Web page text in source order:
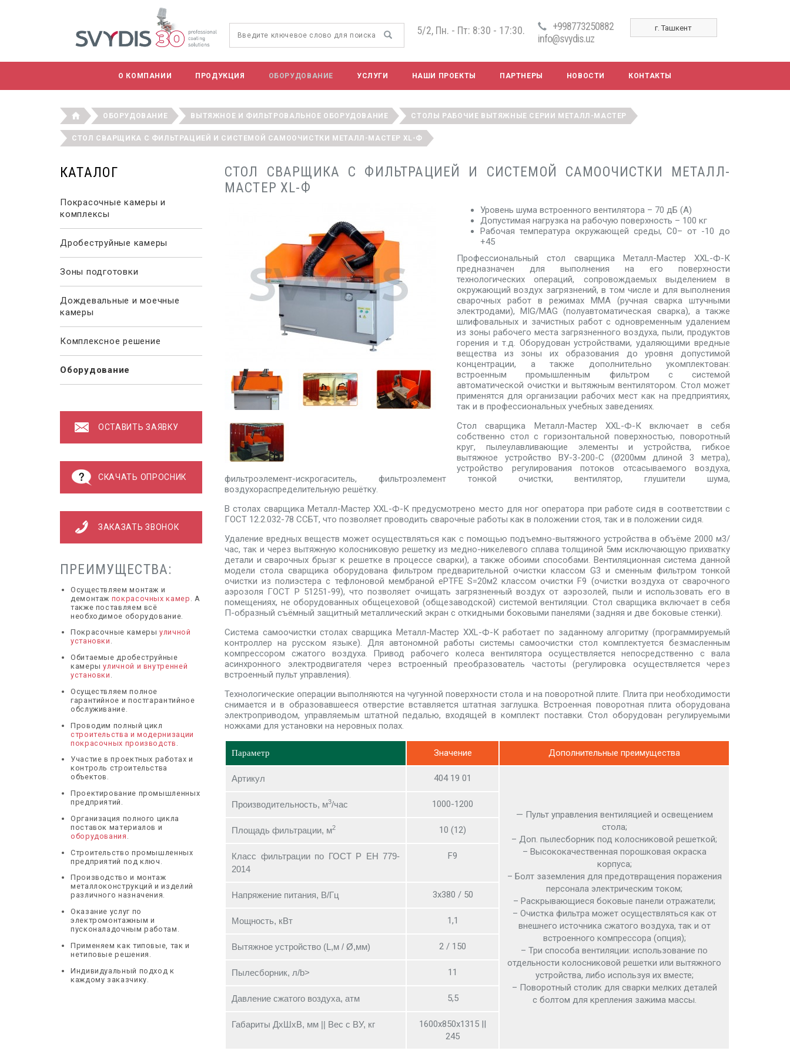
5/2, Пн. - Пт: 8:30 - 17:30.
+998773250882
info@svydis.uz
г. Ташкент
О КОМПАНИИ ПРОДУКЦИЯ ОБОРУДОВАНИЕ УСЛУГИ НАШИ ПРОЕКТЫ ПАРТНЕРЫ НОВОСТИ КОНТАКТЫ
ОБОРУДОВАНИЕ ВЫТЯЖНОЕ И ФИЛЬТРОВАЛЬНОЕ ОБОРУДОВАНИЕ СТОЛЫ РАБОЧИЕ ВЫТЯЖНЫЕ СЕРИИ МЕТАЛЛ-МАСТЕР
СТОЛ СВАРЩИКА С ФИЛЬТРАЦИЕЙ И СИСТЕМОЙ САМООЧИСТКИ МЕТАЛЛ-МАСТЕР XL-Ф
КАТАЛОГ
Покрасочные камеры и
комплексы
Дробеструйные камеры
Зоны подготовки
Дождевальные и моечные
камеры
Комплексное решение
Оборудование
ОСТАВИТЬ ЗАЯВКУ
СКАЧАТЬ ОПРОСНИК
ЗАКАЗАТЬ ЗВОНОК
ПРЕИМУЩЕСТВА:
Осуществляем монтаж и
демонтаж покрасочных камер
. А
также поставляем всё
необходимое оборудование.
Покрасочные камерыуличной
установки .
Обитаемые дробеструйные
камерыуличной и внутренней
установки .
Осуществляем полное
гарантийное и постгарантийное
обслуживание.
Проводим полный цикл
строительства и модернизации
покрасочных производств
Участие в проектных работах и
контроль строительства
объектов.
Проектирование промышленных
предприятий.
Организация полного цикла
поставок материалов и
оборудования
Строительство промышленных
предприятий под ключ.
Производство и монтаж
металлоконструкций и изделий
различного назначения.
Оказание услуг по
электромонтажным и
пусконаладочным работам.
Применяем как типовые, так и
нетиповые решения.
Индивидуальный подход к
каждому заказчику.
СТОЛ СВАРЩИКА С ФИЛЬТРАЦИЕЙ И СИСТЕМОЙ САМООЧИСТКИ МЕТАЛЛ-
МАСТЕР XL-Ф
Уровень шума встроенного вентилятора – 70 дБ (А)
Допустимая нагрузка на рабочую поверхность – 100 кг
Рабочая температура окружающей среды, С0– от -10 до
+45
Профессиональный стол сварщика Металл-Мастер XXL-Ф-К
предназначен для выполнения на его поверхности
технологических операций, сопровождаемых выделением в
окружающий воздух загрязнений, в том числе и для выполнения
сварочных работ в режимах ММА (ручная сварка штучными
электродами), MIG/MAG (полуавтоматическая сварка), а также
шлифовальных и зачистных работ с одновременным удалением
из зоны рабочего места загрязненного воздуха, пыли, продуктов
горения и т.д. Оборудован устройствами, удаляющими вредные
вещества из зоны их образования до уровня допустимой
концентрации, а также дополнительно укомплектован:
встроенным промышленным фильтром с системой
автоматической очистки и вытяжным вентилятором. Стол может
применятся для организации рабочих мест как на предприятиях,
так и в профессиональных учебных заведениях.
Стол сварщика Металл-Мастер XXL-Ф-К включает в себя
собственно стол с горизонтальной поверхностью, поворотный
круг, пылеулавливающие элементы и устройства, гибкое
вытяжное устройство ВУ-3-200-С (Ø200мм длиной 3 метра),
устройство регулирования потоков отсасываемого воздуха,
фильтроэлемент-искрогаситель, фильтроэлемент тонкой очистки, вентилятор, глушители шума,
воздухораспределительную решётку.
В столах сварщика Металл-Мастер XXL-Ф-К предусмотрено место для ног оператора при работе сидя в соответствии с
ГОСТ 12.2.032-78 ССБТ, что позволяет проводить сварочные работы как в положении стоя, так и в положении сидя.
Удаление вредных веществ может осуществляться как с помощью подъемно-вытяжного устройства в объёме 2000 м3/
час, так и через вытяжную колосниковую решетку из медно-никелевого сплава толщиной 5мм исключающую прихватку
детали и сварочных брызг к решетке в процессе сварки), а также обоими способами. Вентиляционная система данной
модели стола сварщика оборудована фильтром предварительной очистки классом G3 и сменным фильтром тонкой
очистки из полиэстера с тефлоновой мембраной ePTFE S=20м2 классом очистки F9 (очистки воздуха от сварочного
аэрозоля ГОСТ Р 51251-99), что позволяет очищать загрязненный воздух от аэрозолей, пыли и использовать его в
помещениях, не оборудованных общецеховой (общезаводской) системой вентиляции. Стол сварщика включает в себя
П-образный съёмный защитный металлический экран с откидными боковыми панелями (задняя и две боковые стенки).
Система самоочистки столах сварщика Металл-Мастер XXL-Ф-К работает по заданному алгоритму (программируемый
контроллер на русском языке). Для автономной работы системы самоочистки стол комплектуется безмасленным
компрессором сжатого воздуха. Привод рабочего колеса вентилятора осуществляется непосредственно с вала
асинхронного электродвигателя через встроенный преобразователь частоты (регулировка осуществляется через
встроенный пульт управления).
Технологические операции выполняются на чугунной поверхности стола и на поворотной плите. Плита при необходимости
снимается и в образовавшееся отверстие вставляется штатная заглушка. Встроенная поворотная плита оборудована
электроприводом, управляемым штатной педалью, входящей в комплект поставки. Стол оборудован регулируемыми
ножками для установки на неровных полах.
Параметр Значение Дополнительные преимущества
Артикул 404 19 01
— Пульт управления вентиляцией и освещением
стола;
– Доп. пылесборник под колосниковой решеткой;
– Высококачественная порошковая окраска
корпуса;
– Болт заземления для предотвращения поражения
персонала электрическим током;
– Раскрывающиеся боковые панели отражатели;
– Очистка фильтра может осуществляться как от
внешнего источника сжатого воздуха, так и от
встроенного компрессора (опция);
– Три способа вентиляции: использование по
отдельности колосниковой решетки или вытяжного
устройства, либо используя их вместе;
– Поворотный столик для сварки мелких деталей
с болтом для крепления зажима массы.
Производительность, м3/час 1000-1200
Площадь фильтрации, м2 10 (12)
Класс фильтрации по ГОСТ Р ЕН 779-
2014
F9
Напряжение питания, В/Гц 3х380 / 50
Мощность, кВт 1,1
Вытяжное устройство (L,м / Ø,мм) 2 / 150
Пылесборник, л/b> 11
Давление сжатого воздуха, атм 5,5
Габариты ДхШхВ, мм || Вес с ВУ, кг
1600х850х1315 ||
245